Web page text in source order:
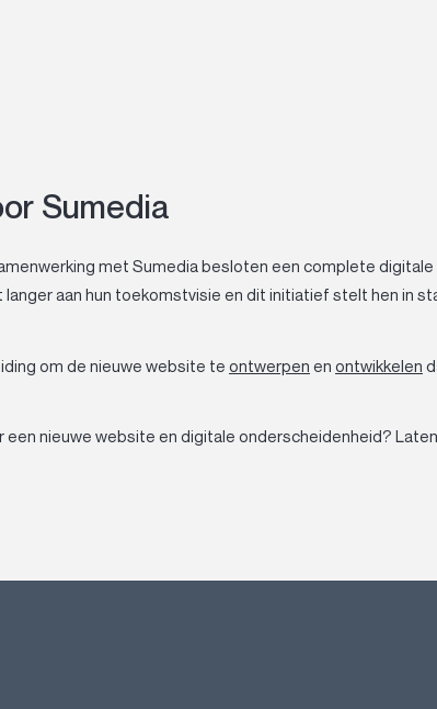
Sumedia
met Sumedia besloten een complete
aan hun toekomstvisie en dit initiatief stelt hen in
om de nieuwe website te ontwerpen en ontwikkelen
een nieuwe website en digitale onderscheidenheid?